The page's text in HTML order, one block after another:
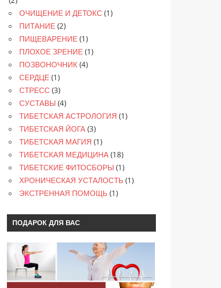
ОЧИЩЕНИЕ И ДЕТОКС (1)
ПИТАНИЕ (2)
ПИЩЕВАРЕНИЕ (1)
ПЛОХОЕ ЗРЕНИЕ (1)
ПОЗВОНОЧНИК (4)
СЕРДЦЕ (1)
СТРЕСС (3)
СУСТАВЫ (4)
ТИБЕТСКАЯ АСТРОЛОГИЯ (1)
ТИБЕТСКАЯ ЙОГА (3)
ТИБЕТСКАЯ МАГИЯ (1)
ТИБЕТСКАЯ МЕДИЦИНА (18)
ТИБЕТСКИЕ ФИТОСБОРЫ (1)
ХРОНИЧЕСКАЯ УСТАЛОСТЬ (1)
ЭКСТРЕННАЯ ПОМОЩЬ (1)
ПОДАРОК ДЛЯ ВАС